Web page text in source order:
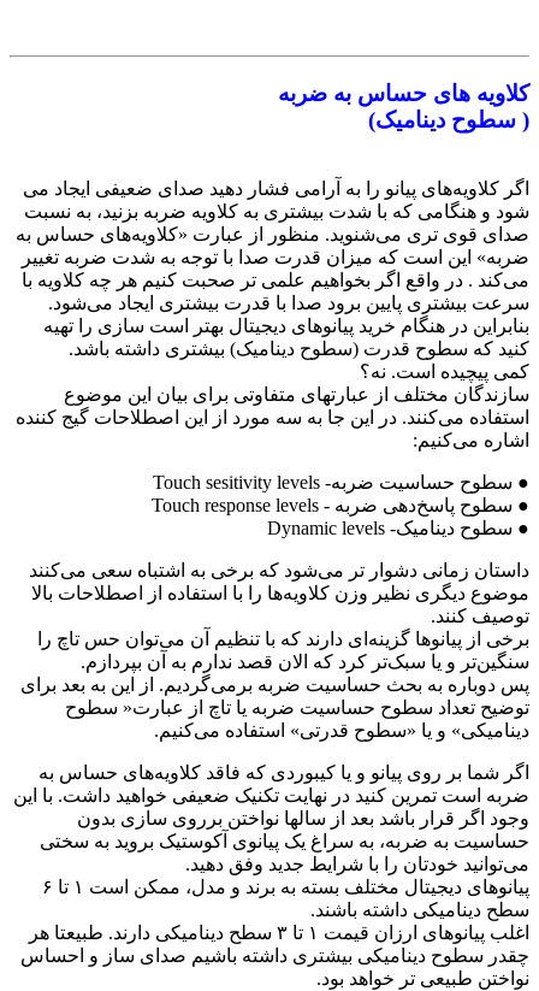
کلاویه های حساس به ضربه
(‌ سطوح دینامیک)
اگر کلاویه‌های پیانو را به آرامی فشار ‌دهید صدای ضعیفی ایجاد می
شود و هنگامی که با شدت بیشتری به کلاویه ضربه بزنید، به نسبت
صدای قوی تری می‌شنوید. منظور از عبارت «کلاویه‌های حساس به
ضربه»‌ این است که میزان قدرت صدا با توجه به شدت ضربه تغییر
می‌کند . در واقع اگر بخواهیم علمی تر صحبت کنیم هر چه کلاویه با
سرعت بیشتری پایین برود صدا با قدرت بیشتری ایجاد می‌شود.
بنابراین در هنگام خرید پیانوهای دیجیتال بهتر است سازی را تهیه
کنید که سطوح قدرت (سطوح دینامیک) بیشتری داشته باشد.
کمی پیچیده است. نه؟
سازندگان مختلف از عبارتهای متفاوتی برای بیان این موضوع
استفاده می‌کنند. در این جا به سه مورد از این اصطلاحات گیج کننده
اشاره می‌کنیم:
● سطوح حساسیت ضربه- Touch sesitivity levels
● سطوح پاسخ‌دهی ضربه - Touch response levels
● سطوح دینامیک- Dynamic levels
داستان زمانی دشوار تر می‌شود که برخی به اشتباه سعی می‌کنند
موضوع دیگری نظیر وزن کلاویه‌ها را با استفاده از اصطلاحات بالا
توصیف کنند.
برخی از پیانوها گزینه‌ای دارند که با تنظیم آن می‌توان حس تاچ را
سنگین‌تر و یا سبک‌تر کرد که الان قصد ندارم به ‌آن بپردازم.
پس دوباره به بحث حساسیت ضربه برمی‌گردیم. از این به بعد برای
توضیح تعداد سطوح حساسیت ضربه یا تاچ از عبارت« سطوح
دینامیکی» و یا «سطوح قدرتی» استفاده می‌کنیم.
اگر شما بر روی پیانو و یا کیبوردی که فاقد کلاویه‌های حساس به
ضربه است تمرین کنید در نهایت تکنیک ضعیفی خواهید داشت. با این
وجود اگر قرار باشد بعد از سالها نواختن برروی سازی بدون
حساسیت به ضربه، به سراغ یک پیانوی آکوستیک بروید به سختی
می‌توانید خودتان را با شرایط جدید وفق دهید.
پیانوهای دیجیتال مختلف بسته به برند و مدل، ممکن است ۱ تا ۶
سطح دینامیکی داشته باشند.
اغلب پیانوهای ارزان قیمت ۱ تا ۳ سطح دینامیکی دارند. طبیعتا هر
چقدر سطوح دینامیکی بیشتری داشته باشیم صدای ساز و احساس
نواختن طبیعی تر خواهد بود.